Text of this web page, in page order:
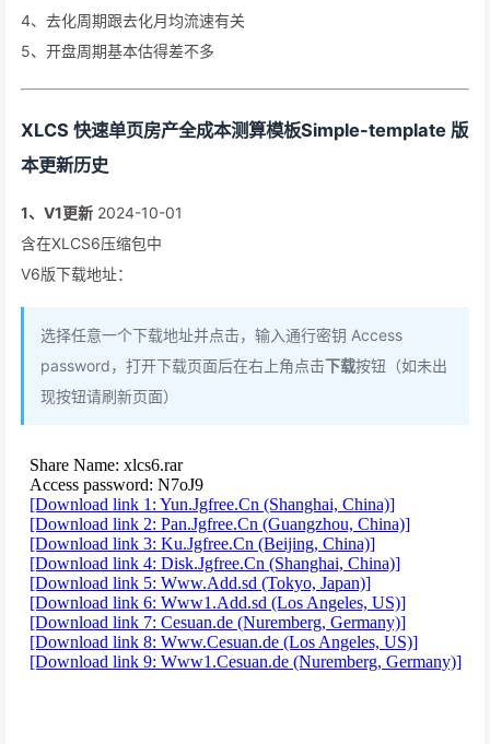
4、去化周期跟去化月均流速有关
5、开盘周期基本估得差不多
XLCS 快速单页房产全成本测算模板Simple-template 版
本更新历史
1、V1更新 2024-10-01
含在XLCS6压缩包中
V6版下载地址：
选择任意一个下载地址并点击，输入通行密钥 Access
password，打开下载页面后在右上角点击下载按钮（如未出
现按钮请刷新页面）